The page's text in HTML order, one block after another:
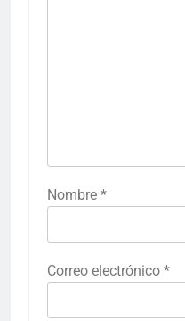
Nombre *
Correo electrónico *